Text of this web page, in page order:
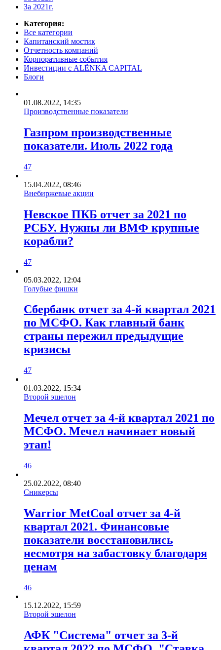
За 2021г.
Категория:
Все категории
Капитанский мостик
Отчетность компаний
Корпоративные события
Инвестиции с ALЁNKA CAPITAL
Блоги
01.08.2022, 14:35
Производственные показатели
Газпром производственные
показатели. Июль 2022 года
47
15.04.2022, 08:46
Внебиржевые акции
Невское ПКБ отчет за 2021 по
РСБУ. Нужны ли ВМФ крупные
корабли?
47
05.03.2022, 12:04
Голубые фишки
Сбербанк отчет за 4-й квартал 2021
по МСФО. Как главный банк
страны пережил предыдущие
кризисы
47
01.03.2022, 15:34
Второй эшелон
Мечел отчет за 4-й квартал 2021 по
МСФО. Мечел начинает новый
этап!
46
25.02.2022, 08:40
Сникерсы
Warrior MetCoal отчет за 4-й
квартал 2021. Финансовые
показатели восстановились
несмотря на забастовку благодаря
ценам
46
15.12.2022, 15:59
Второй эшелон
АФК "Система" отчет за 3-й